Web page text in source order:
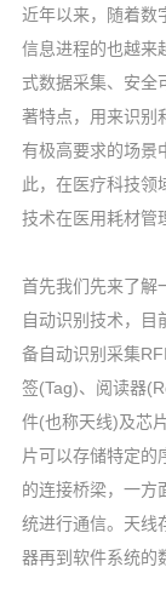
近年以来，随着数
信息进程的也越来
式数据采集、安全
著特点，用来识别
有极高要求的场景
此，在医疗科技领
技术在医用耗材管
首先我们先来了解
自动识别技术，目
备自动识别采集
签(Tag)、阅读器
件(也称天线)及芯
片可以存储特定的
的连接桥梁，一方
统进行通信。天线
器再到软件系统的